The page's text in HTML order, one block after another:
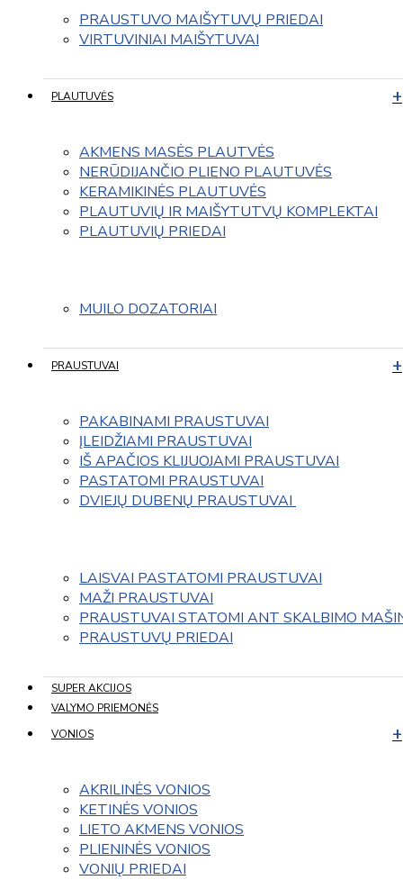
PRAUSTUVO MAIŠYTUVŲ PRIEDAI
VIRTUVINIAI MAIŠYTUVAI
PLAUTUVĖS
AKMENS MASĖS PLAUTVĖS
NERŪDIJANČIO PLIENO PLAUTUVĖS
KERAMIKINĖS PLAUTUVĖS
PLAUTUVIŲ IR MAIŠYTUTVŲ KOMPLEKTAI
PLAUTUVIŲ PRIEDAI
MUILO DOZATORIAI
PRAUSTUVAI
PAKABINAMI PRAUSTUVAI
ĮLEIDŽIAMI PRAUSTUVAI
IŠ APAČIOS KLIJUOJAMI PRAUSTUVAI
PASTATOMI PRAUSTUVAI
DVIEJŲ DUBENŲ PRAUSTUVAI
LAISVAI PASTATOMI PRAUSTUVAI
MAŽI PRAUSTUVAI
PRAUSTUVAI STATOMI ANT SKALBIMO
PRAUSTUVŲ PRIEDAI
SUPER AKCIJOS
VALYMO PRIEMONĖS
VONIOS
AKRILINĖS VONIOS
KETINĖS VONIOS
LIETO AKMENS VONIOS
PLIENINĖS VONIOS
VONIŲ PRIEDAI